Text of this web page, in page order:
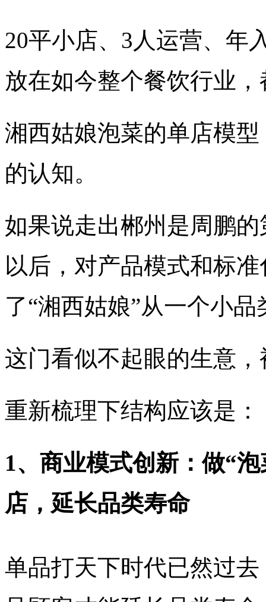
20平小店、3人运营、年
放在如今整个餐饮行业
湘西姑娘泡菜的单店模
的认知。
如果说走出郴州是周鹏
以后，对产品模式和标
了“湘西姑娘”从一个小
这门看似不起眼的生意
重新梳理下结构应该是：
1、商业模式创新：做“
店，延长品类寿命
单品打天下时代已然过